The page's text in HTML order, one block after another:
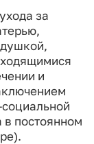
за
и
в постоянном